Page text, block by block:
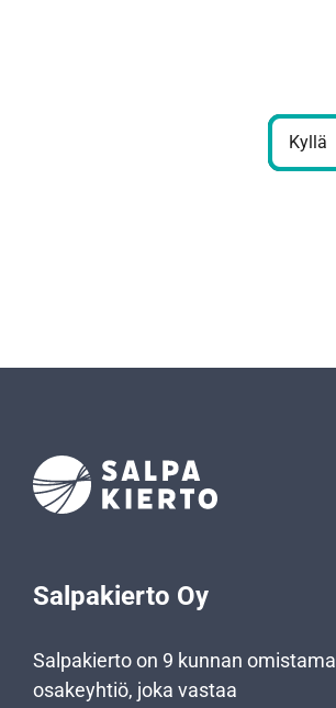
Kyllä
Salpakierto Oy
Salpakierto on 9 kunnan omistama
osakeyhtiö, joka vastaa